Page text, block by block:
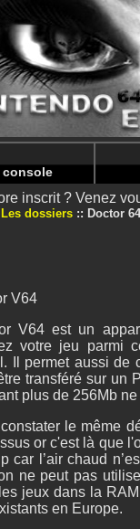
in
in
console
inscrit ? Venez
Les dossiers Doctor
V64
V64 est un
votre jeu parmi
Il permet aussi
transféré sur un
plus de 256Mb
le même
or c'est là que
car l’air chaud
ne peut pas
jeux dans la
en Europe.